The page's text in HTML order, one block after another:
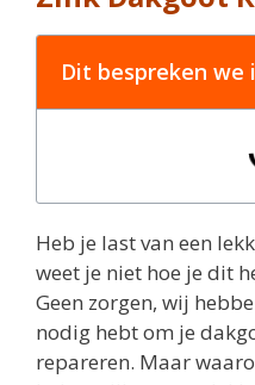
Dit bespreken
Heb je last van een
weet je niet hoe je dit
Geen zorgen, wij
nodig hebt om je
repareren. Maar